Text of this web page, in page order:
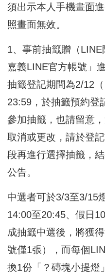
須出示本人手機畫面
照畫面無效。
1、事前抽籤贈（
嘉義LINE官方帳號」
抽籤登記期間為2/12
23:59，於抽籤預約登
參加抽籤，也請留意
取消或更改，請於登
段再進行選擇抽籤，
公告。
中選者可於3/3至3/15
14:00至20:45、假日
成抽籤中選後，將獲
號僅1張），而每個
換1份「？磚塊小提燈